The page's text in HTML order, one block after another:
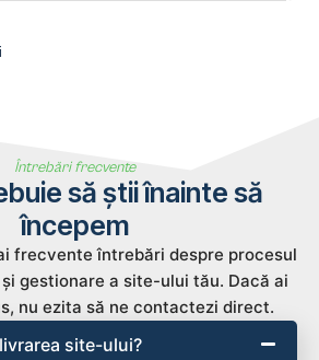
Întrebări frecvente
să știi înainte să
începem
frecvente întrebări despre procesul
gestionare a site-ului tău. Dacă ai
nu ezita să ne contactezi direct.
site-ului?